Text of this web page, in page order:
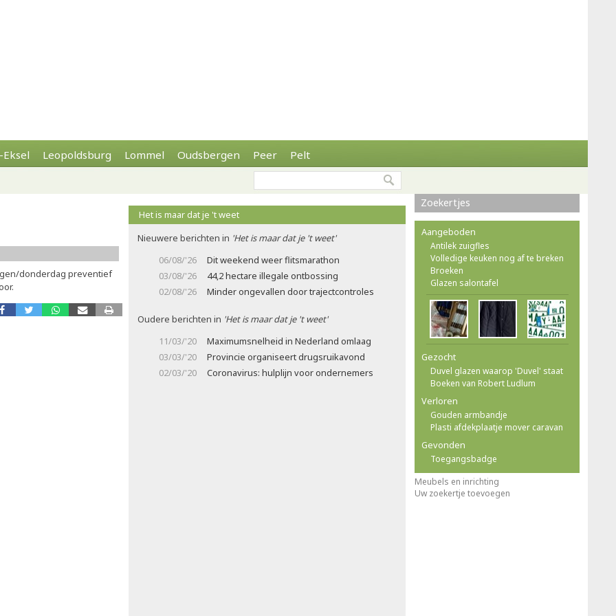
Leopoldsburg Lommel Oudsbergen Peer Pelt
donderdag preventief
Het is maar dat je 't weet
Nieuwere berichten in 'Het is maar dat je 't weet'
06/08/'26
Dit weekend weer flitsmarathon
03/08/'26
44,2 hectare illegale ontbossing
02/08/'26
Minder ongevallen door trajectcontroles
Oudere berichten in 'Het is maar dat je 't weet'
11/03/'20
Maximumsnelheid in Nederland omlaag
03/03/'20
Provincie organiseert drugsruikavond
02/03/'20
Coronavirus: hulplijn voor ondernemers
Zoekertjes
Aangeboden
Antilek zuigfles
Volledige keuken nog af te breken
Broeken
Glazen salontafel
Gezocht
Duvel glazen waarop 'Duvel' staat
Boeken van Robert Ludlum
Verloren
Gouden armbandje
Plasti afdekplaatje mover caravan
Gevonden
Toegangsbadge
Meubels en inrichting
Uw zoekertje toevoegen